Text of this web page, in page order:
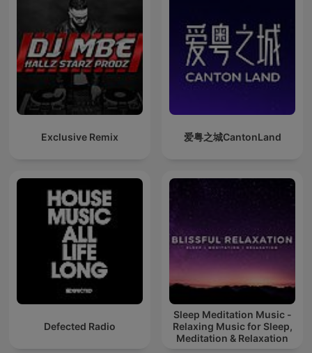
Exclusive Remix 爱粤之城CantonLand
Defected Radio
Sleep Meditation Music -
Relaxing Music for Sleep,
Meditation & Relaxation